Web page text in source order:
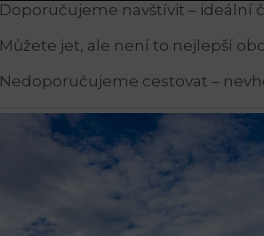
Doporučujeme navštívit – ideální
Můžete jet, ale není to nejlepší
Nedoporučujeme cestovat –